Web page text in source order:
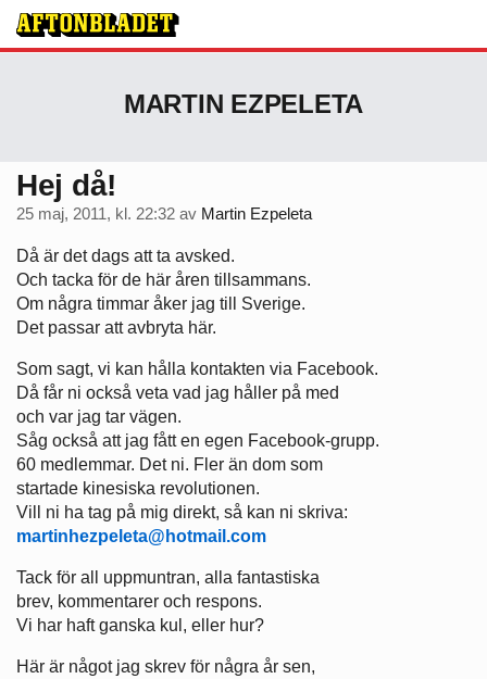
MARTIN EZPELETA
Hej då!
25 maj, 2011, kl. 22:32 av Martin Ezpeleta
Då är det dags att ta avsked.
Och tacka för de här åren tillsammans.
Om några timmar åker jag till Sverige.
Det passar att avbryta här.
Som sagt, vi kan hålla kontakten via Facebook.
Då får ni också veta vad jag håller på med
och var jag tar vägen.
Såg också att jag fått en egen Facebook-grupp.
60 medlemmar. Det ni. Fler än dom som
startade kinesiska revolutionen.
Vill ni ha tag på mig direkt, så kan ni skriva:
martinhezpeleta@hotmail.com
Tack för all uppmuntran, alla fantastiska
brev, kommentarer och respons.
Vi har haft ganska kul, eller hur?
Här är något jag skrev för några år sen,